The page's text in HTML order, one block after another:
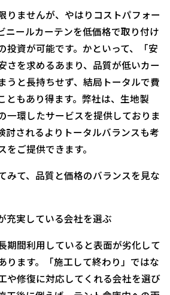
りませんが、やはりコストパフォー
ニールカーテンを低価格で取り付け
投資が可能です。かといって、「安
さを求めるあまり、品質が低いカー
うと長持ちせず、結局トータルで費
ともあり得ます。弊社は、生地製
一環したサービスを提供しておりま
討されるよりトータルバランスも考
ご提供できます。
みて、品質と価格のバランスを見な
充実している会社を選ぶ
期間利用していると表面が劣化して
ります。「施工して終わり」ではな
や修復に対応してくれる会社を選び